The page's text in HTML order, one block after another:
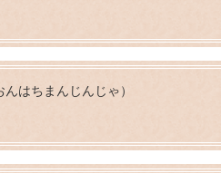
んはちまんじんじゃ）